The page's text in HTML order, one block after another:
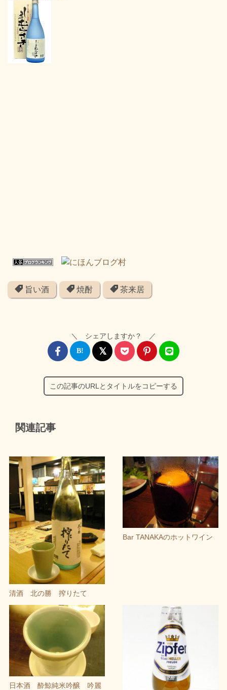
旨い酒 焼酎 茶来居
＼ シェアしますか？ ／
この記事のURLとタイトルをコピーする
関連記事
清酒 北の勝 搾りたて
Bar TANAKAのホットワイン
日本酒 酔鯨純米吟醸 吟麗